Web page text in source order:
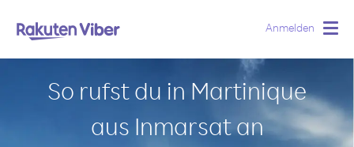
Anmelden
So rufst du in Martinique
aus Inmarsat an